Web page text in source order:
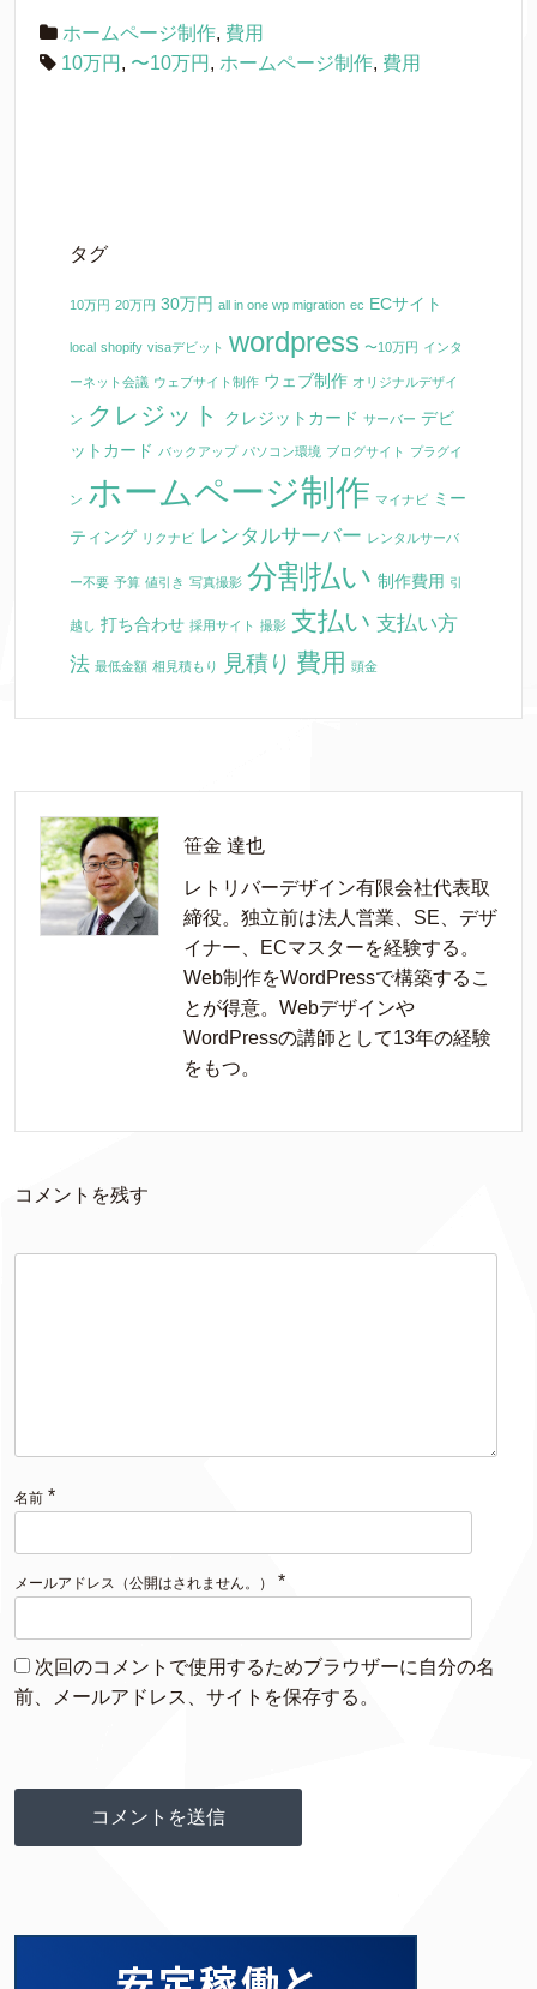
ホームページ制作, 費用
10万円 , 〜10万円 , ホームページ制作, 費用
タグ
10万円 20万円 30万円 all in one wp migration ec ECサイト
local shopify visaデビット wordpress 〜10万円 インタ
ーネット会議 ウェブサイト制作 ウェブ制作 オリジナルデザイ
ン クレジット クレジットカード サーバー デビ
ットカード バックアップ パソコン環境 ブログサイト プラグイ
ン ホームページ制作 マイナビ ミー
ティング リクナビ レンタルサーバー レンタルサーバ
ー不要 予算 値引き 写真撮影 分割払い 制作費用 引
越し 打ち合わせ 採用サイト 撮影 支払い 支払い方
法 最低金額 相見積もり 見積り 費用 頭金
笹金 達也
レトリバーデザイン有限会社代表取
締役。独立前は法人営業、SE、デザ
イナー、ECマスターを経験する。
Web制作をWordPressで構築するこ
とが得意。Webデザインや
WordPressの講師として13年の経験
をもつ。
コメントを残す
名前 *
メールアドレス（公開はされません。） *
次回のコメントで使用するためブラウザーに自分の名
前、メールアドレス、サイトを保存する。